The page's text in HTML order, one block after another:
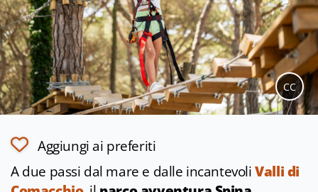
CC
Aggiungi ai preferiti
A due passi dal mare e dalle incantevoliValli di